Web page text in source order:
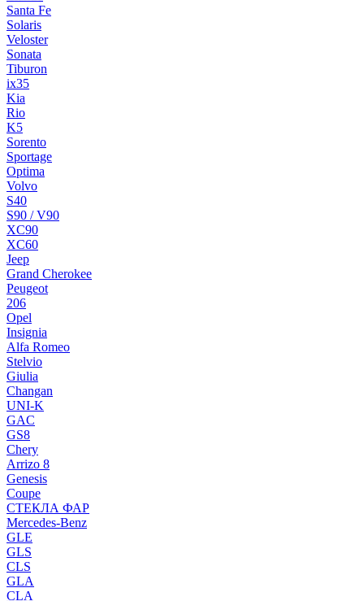
Santa Fe
Solaris
Veloster
Sonata
Tiburon
ix35
Kia
Rio
K5
Sorento
Sportage
Optima
Volvo
S40
S90 / V90
XC90
XC60
Jeep
Grand Cherokee
Peugeot
206
Opel
Insignia
Alfa Romeo
Stelvio
Giulia
Changan
UNI-K
GAC
GS8
Chery
Arrizo 8
Genesis
Coupe
СТЕКЛА ФАР
Mercedes-Benz
GLE
GLS
CLS
GLA
CLA